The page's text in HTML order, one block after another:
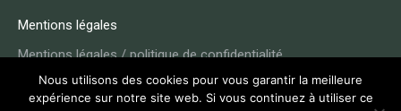
Mentions légales
Mentions légales / politique de confidentialité
Nous utilisons des cookies pour vous garantir la meilleure
expérience sur notre site web. Si vous continuez à utiliser ce